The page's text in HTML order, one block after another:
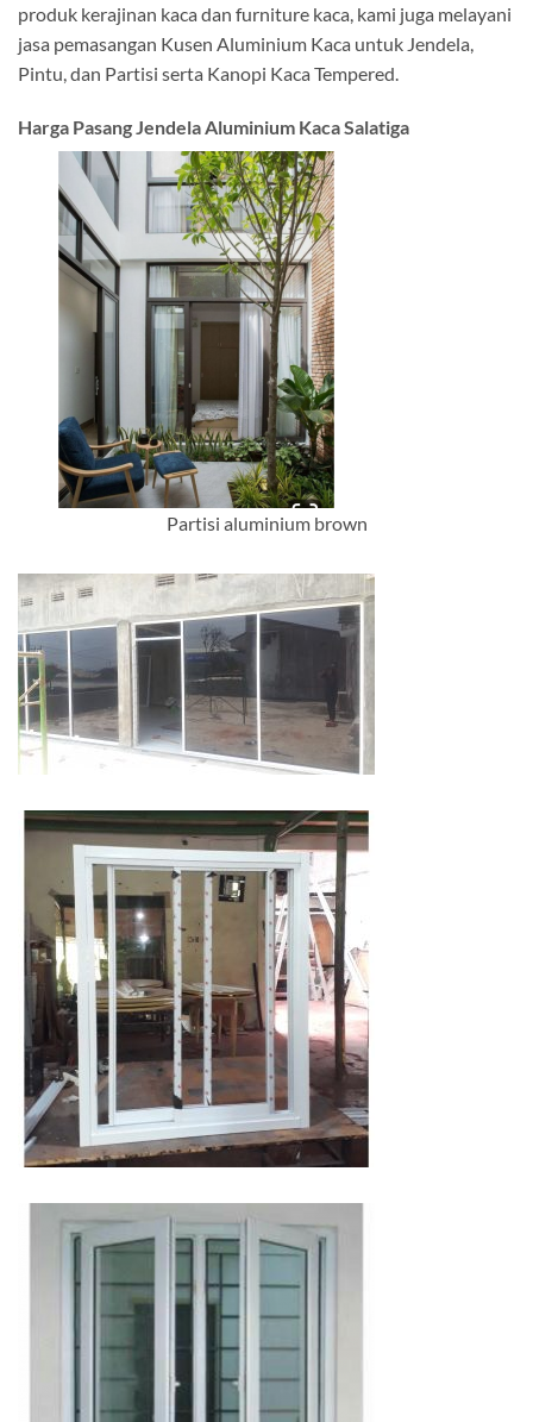
produk kerajinan kaca dan furniture kaca, kami juga melayani
jasa pemasangan Kusen Aluminium Kaca untuk Jendela,
Pintu, dan Partisi serta Kanopi Kaca Tempered.
Harga Pasang Jendela Aluminium Kaca Salatiga
Partisi aluminium brown